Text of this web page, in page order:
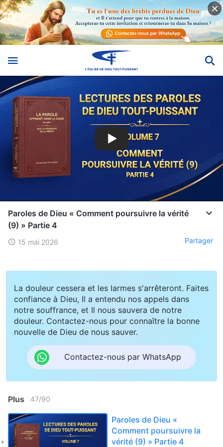
Paroles de Dieu « Comment poursuivre la vérité
(9) » Partie 4
15 mai 2026 Partager
La douleur cessera et les larmes s'arrêteront. Faites
confiance à Dieu, Il a entendu nos appels dans
notre souffrance, et Il nous sauvera de notre
douleur. Contactez-nous pour connaître la bonne
nouvelle de Dieu de nous sauver.
Contactez-nous par WhatsApp
Plus 47/90
Paroles de Dieu «
Comment poursuivre la
vérité (9) » Partie 4